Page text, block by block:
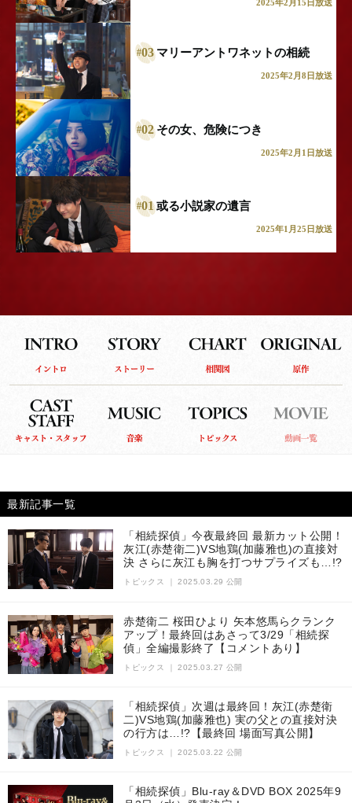
その頃、『笑福湯』では、コインパーキングの土地を手
放すことでケンジイ、明子、雄介の意見が一致。飯山と
内田に言われるがまま、土地を一旦、飯山たちの不動産
会社へ売却することで同意しかけたその時――「ちょっ
と待った！」と、灰江と真央が駆け込んで来る。ゼェゼ
ェと息を切らせる灰江は、飯山たちが出したヒ素の分析
表を掲げ、「この土壌汚染の分析表、偽造された可能性
店から詳しい話を聞いた灰江がジワジワと追い詰め
ない。したがって、今の調査でこんなに高濃度のヒ素が
くつか種類があり、コインパーキングの土壌から出たヒ
素と、小松材木店で当時使われていた防腐剤のヒ素を朝
2025年2月15日放送
#03 マリーアントワネットの相続
2025年2月8日放送
#02 その女、危険につき
2025年2月1日放送
#01或る小説家の遺言
2025年1月25日放送
最新記事一覧
「相続探偵」今夜最終回 最新カット公開！
灰江(赤楚衛二)VS地鶏(加藤雅也)の直接対
決 さらに灰江も胸を打つサプライズも…!?
トピックス 2025.03.29 公開
赤楚衛二 桜田ひより 矢本悠馬らクランク
アップ！最終回はあさって3/29「相続探
偵」全編撮影終了【コメントあり】
トピックス 2025.03.27 公開
「相続探偵」次週は最終回！灰江(赤楚衛
二)VS地鶏(加藤雅也) 実の父との直接対決
の行方は…!?【最終回 場面写真公開】
トピックス 2025.03.22 公開
「相続探偵」Blu-ray＆DVD BOX 2025年9